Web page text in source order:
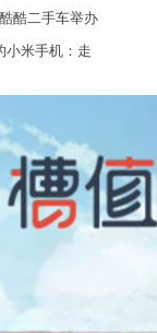
酷二手车举办
小米手机：走